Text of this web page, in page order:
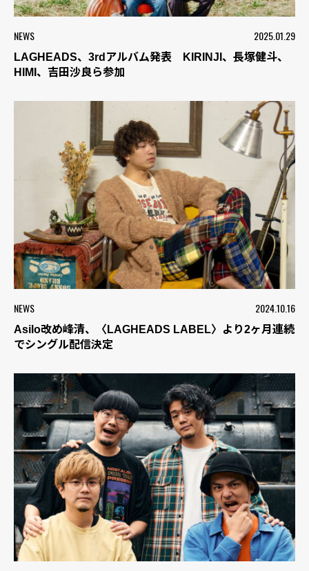
NEWS 2025.01.29
LAGHEADS、3rdアルバム発表 KIRINJI、長塚健斗、
HIMI、吉田沙良ら参加
NEWS 2024.10.16
Asilo改め峰清、〈LAGHEADS LABEL〉より2ヶ月連続
でシングル配信決定